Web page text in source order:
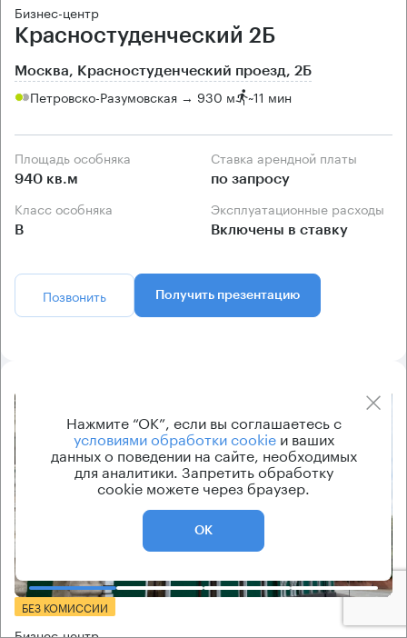
Бизнес-центр
Красностуденческий 2Б
Москва, Красностуденческий проезд, 2Б
Петровско-Разумовская → 930 м ~11 мин
Площадь особняка
940 кв.м
Ставка арендной платы
по запросу
Класс особняка
B
Эксплуатационные расходы
Включены в ставку
Позвонить Получить презентацию
БЕЗ КОМИССИИ
Нажмите “ОК”, если вы соглашаетесь с
условиями обработки cookieи ваших
данных о поведении на сайте, необходимых
для аналитики. Запретить обработку
cookie можете через браузер.
ОК